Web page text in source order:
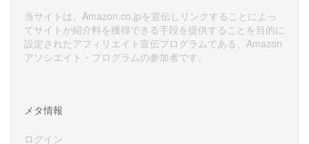
当サイトは、Amazon.co.jpを宣伝しリンクすることによっ
てサイトが紹介料を獲得できる手段を提供することを目的に
設定されたアフィリエイト宣伝プログラムである、Amazon
アソシエイト・プログラムの参加者です。
メタ情報
ログイン